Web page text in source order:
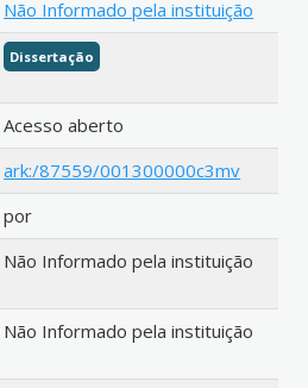
Não Informado pela instituição
Dissertação
Acesso aberto
ark:/87559/001300000c3mv
por
Não Informado pela instituição
Não Informado pela instituição